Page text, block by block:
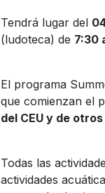
Tendrá lugar del
(ludoteca) de 7:30
El programa
que comienzan el
del CEU y de
Todas las
actividades